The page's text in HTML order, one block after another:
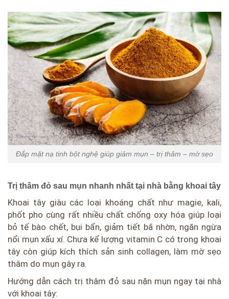
Đắp mặt nạ tinh bột nghệ giúp giảm mụn – trị thâm – mờ sẹo
Trị thâm đỏ sau mụn nhanh nhất tại nhà bằng khoai tây
Khoai tây giàu các loại khoáng chất như magie, kali,
phốt pho cùng rất nhiều chất chống oxy hóa giúp loại
bỏ tế bào chết, bụi bẩn, giảm tiết bã nhờn, ngăn ngừa
nổi mụn xấu xí. Chưa kể lượng vitamin C có trong khoai
tây còn giúp kích thích sản sinh collagen, làm mờ sẹo
thâm do mụn gây ra.
Hướng dẫn cách trị thâm đỏ sau nặn mụn ngay tại nhà
với khoai tây: